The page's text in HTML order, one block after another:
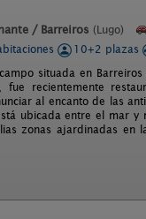
/ Barreiros (Lugo)
10+2 plazas
situada en
fue recientemente
al encanto de las
ubicada entre el mar
zonas ajardinadas